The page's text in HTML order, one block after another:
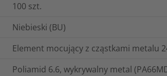
100 szt.
Niebieski (BU)
Element mocujący z cząstkami metalu
Poliamid 6.6, wykrywalny metal